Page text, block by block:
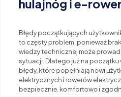
hulajnóg i e-
Błędy początkujących
to częsty problem, ponieważ
wiedzy technicznej może
sytuacji. Dlatego już na
błędy, które popełniają nowi
elektrycznych i rowerów
bezpiecznie, komfortowo i